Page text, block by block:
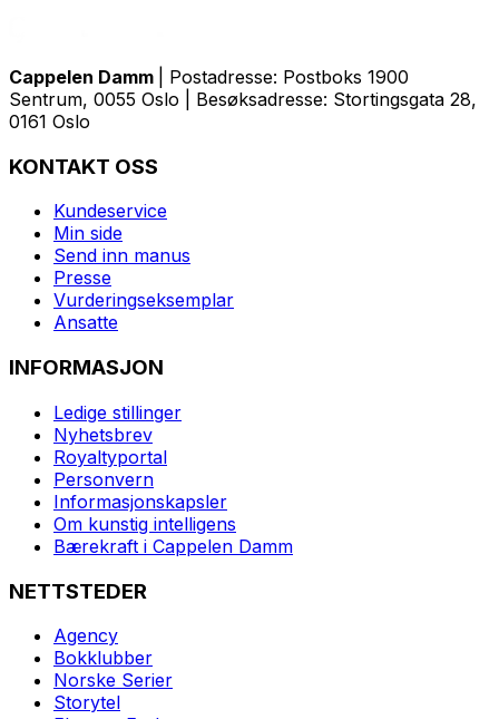
Cappelen Damm
| Postadresse: Postboks 1900
Sentrum, 0055 Oslo | Besøksadresse: Stortingsgata 28,
0161 Oslo
KONTAKT OSS
Kundeservice
Min side
Send inn manus
Presse
Vurderingseksemplar
Ansatte
INFORMASJON
Ledige stillinger
Nyhetsbrev
Royaltyportal
Personvern
Informasjonskapsler
Om kunstig intelligens
Bærekraft i Cappelen Damm
NETTSTEDER
Agency
Bokklubber
Norske Serier
Storytel